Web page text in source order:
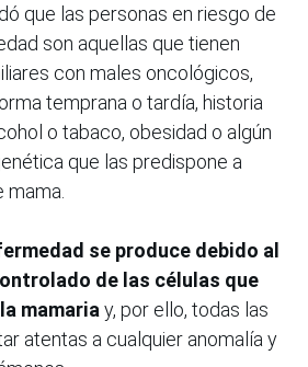
que las personas en riesgo de
son aquellas que tienen
con males oncológicos,
temprana o tardía, historia
o tabaco, obesidad o algún
que las predispone a
se produce debido al
de las células que
mamaria y, por ello, todas las
atentas a cualquier anomalía y